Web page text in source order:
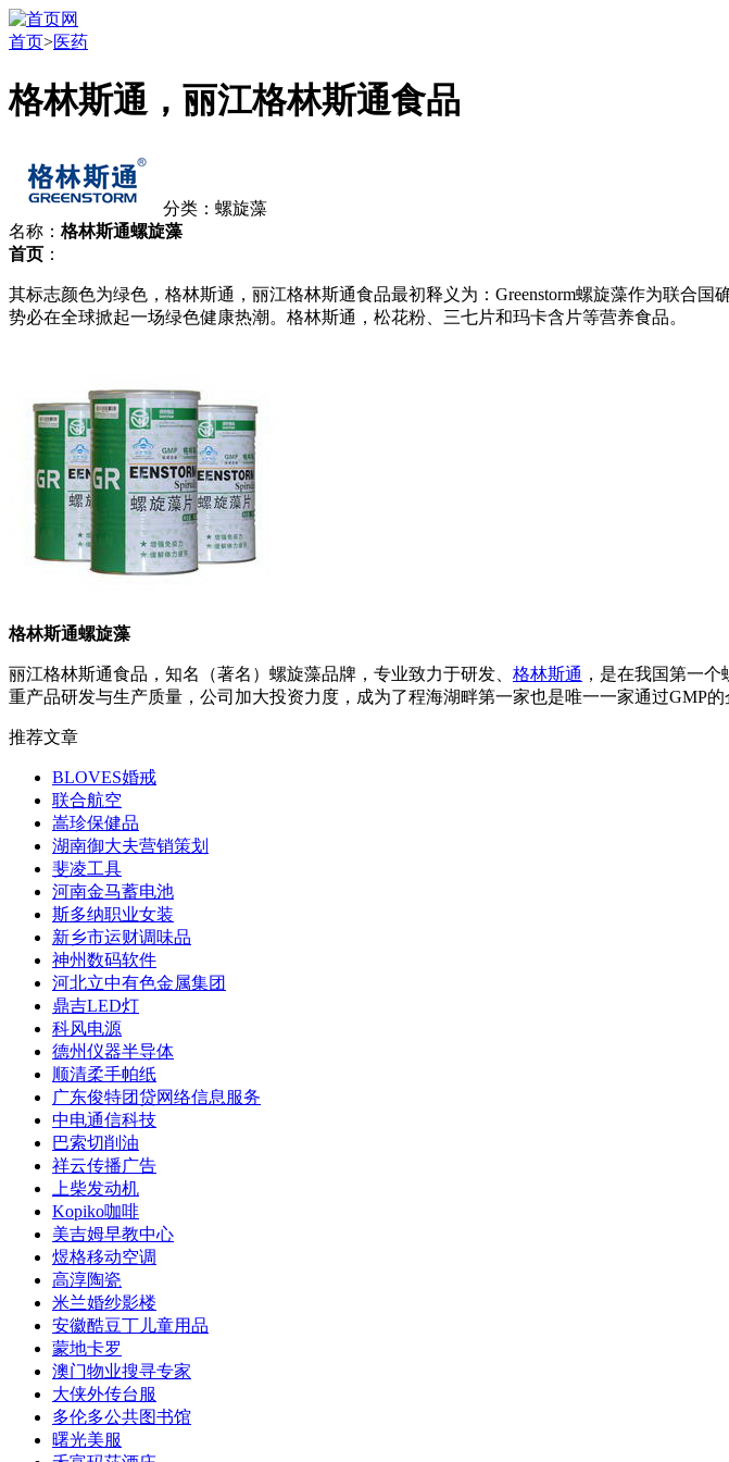
首页>医药
格林斯通，丽江格林斯通食品
分类：螺旋藻
名称： 格林斯通螺旋藻
首页 ：
其标志颜色为绿色，格林斯通，丽江格林斯通食品最初释义为：Greenstorm螺旋藻作为联合
势必在全球掀起一场绿色健康热潮。格林斯通，松花粉、三七片和玛卡含片等营养食品。
格林斯通螺旋藻
丽江格林斯通食品，知名（著名）螺旋藻品牌，专业致力于研发、 格林斯通 ，是在我国第一
重产品研发与生产质量，公司加大投资力度，成为了程海湖畔第一家也是唯一一家通过GMP的
推荐文章
BLOVES婚戒
联合航空
嵩珍保健品
湖南御大夫营销策划
斐凌工具
河南金马蓄电池
斯多纳职业女装
新乡市运财调味品
神州数码软件
河北立中有色金属集团
鼎吉LED灯
科风电源
德州仪器半导体
顺清柔手帕纸
广东俊特团贷网络信息服务
中电通信科技
巴索切削油
祥云传播广告
上柴发动机
Kopiko咖啡
美吉姆早教中心
煜格移动空调
高淳陶瓷
米兰婚纱影楼
安徽酷豆丁儿童用品
蒙地卡罗
澳门物业搜寻专家
大侠外传台服
多伦多公共图书馆
曙光美服